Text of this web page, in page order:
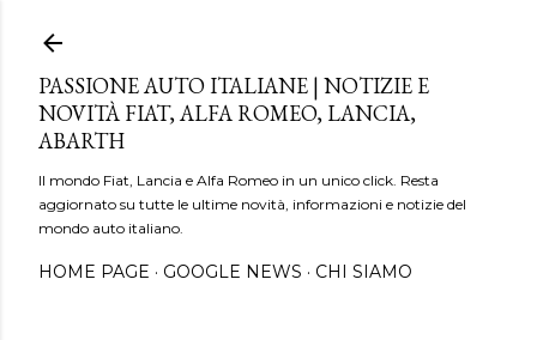
PASSIONE AUTO ITALIANE | NOTIZIE E
NOVITÀ FIAT, ALFA ROMEO, LANCIA,
ABARTH
Il mondo Fiat, Lancia e Alfa Romeo in un unico click. Resta
aggiornato su tutte le ultime novità, informazioni e notizie del
mondo auto italiano.
HOME PAGE GOOGLE NEWS CHI SIAMO